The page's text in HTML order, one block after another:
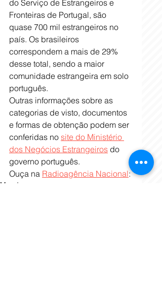
do Serviço de Estrangeiros e
Fronteiras de Portugal, são
quase 700 mil estrangeiros no
país. Os brasileiros
correspondem a mais de 29%
desse total, sendo a maior
comunidade estrangeira em solo
português.
Outras informações sobre as
categorias de visto, documentos
e formas de obtenção podem ser
conferidas no site do Ministério
dos Negócios Estrangeiros do
governo português.
Ouça na Radioagência Nacional:
Mundo